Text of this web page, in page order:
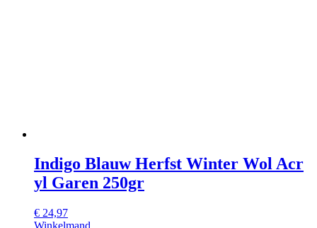
Indigo Blauw Herfst Winter Wol Acr
yl Garen 250gr
€ 24,97